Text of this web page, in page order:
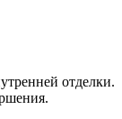
отделки.